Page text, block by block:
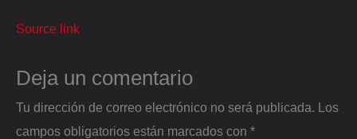
Source link
Deja un comentario
Tu dirección de correo electrónico no será publicada. Los
campos obligatorios están marcados con *